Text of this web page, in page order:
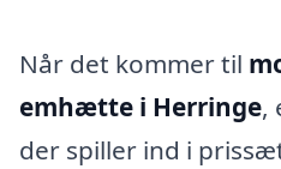
Når det kommer til
emhætte i Herringe,
der spiller ind i